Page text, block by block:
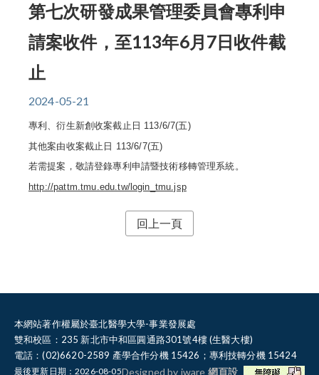
第七次研發成果管理委員會專利申
請案收件，至113年6月7日收件截
止
2024-05-21
專利、衍生新創收案截止日 113/6/7(五)
其他案由收案截止日 113/6/7(五)
若需提案，敬請登錄專利申請暨技術移轉管理系統。
http://pattm.tmu.edu.tw/login_tmu.jsp
回上一頁
本網站著作權屬於臺北醫學大學-事業發展處
雙和校區：235 新北市中和區圓通路301號4樓 (生醫大樓)
電話：(02)6620-2589 產學合作分機 15426；專利技轉分機 15424
最後更新日期：2026-08-05Designed by iware 網頁設